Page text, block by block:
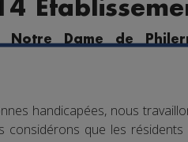
Notre Dame de
handicapées, nous
considérons que les